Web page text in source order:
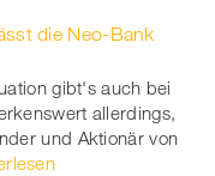
die Neo-Bank
gibt's auch bei
allerdings,
und Aktionär von